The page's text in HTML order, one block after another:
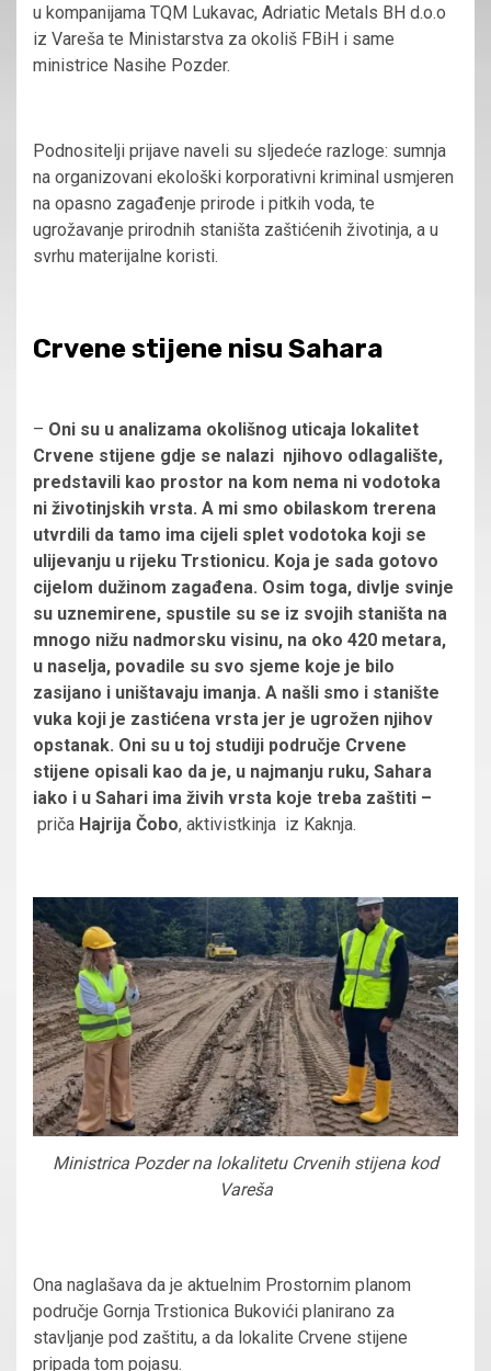
u kompanijama TQM Lukavac, Adriatic Metals BH d.o.o
iz Vareša te Ministarstva za okoliš FBiH i same
ministrice Nasihe Pozder.
Podnositelji prijave naveli su sljedeće razloge: sumnja
na organizovani ekološki korporativni kriminal usmjeren
na opasno zagađenje prirode i pitkih voda, te
ugrožavanje prirodnih staništa zaštićenih životinja, a u
svrhu materijalne koristi.
Crvene stijene nisu Sahara
– Oni su u analizama okolišnog uticaja lokalitet
Crvene stijene gdje se nalazi njihovo odlagalište,
predstavili kao prostor na kom nema ni vodotoka
ni životinjskih vrsta. A mi smo obilaskom trerena
utvrdili da tamo ima cijeli splet vodotoka koji se
ulijevanju u rijeku Trstionicu. Koja je sada gotovo
cijelom dužinom zagađena. Osim toga, divlje svinje
su uznemirene, spustile su se iz svojih staništa na
mnogo nižu nadmorsku visinu, na oko 420 metara,
u naselja, povadile su svo sjeme koje je bilo
zasijano i uništavaju imanja. A našli smo i stanište
vuka koji je zastićena vrsta jer je ugrožen njihov
opstanak. Oni su u toj studiji područje Crvene
stijene opisali kao da je, u najmanju ruku, Sahara
iako i u Sahari ima živih vrsta koje treba zaštiti –
priča Hajrija Čobo, aktivistkinja iz Kaknja.
Ministrica Pozder na lokalitetu Crvenih stijena kod
Vareša
Ona naglašava da je aktuelnim Prostornim planom
područje Gornja Trstionica Bukovići planirano za
stavljanje pod zaštitu, a da lokalite Crvene stijene
pripada tom pojasu.